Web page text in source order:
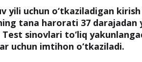
yili uchun o‘tkaziladigan
tana harorati 37 darajadan
sinovlari to‘liq
uchun imtihon o‘tkaziladi.